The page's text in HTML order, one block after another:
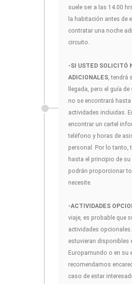
suele ser a las 14.00
la habitación antes de
contratar una noche
circuito.
-SI USTED SOLICITÓ
ADICIONALES, tendrá
llegada, pero el guía
no se encontrará
actividades incluidas.
encontrar un cartel
teléfono y horas de
personal. Por lo tanto,
hasta el principio de
podrán proporcionar
necesite.
-ACTIVIDADES
viaje, es probable que
actividades
estuvieran disponibles
Europamundo o en su
recomendamos
caso de estar